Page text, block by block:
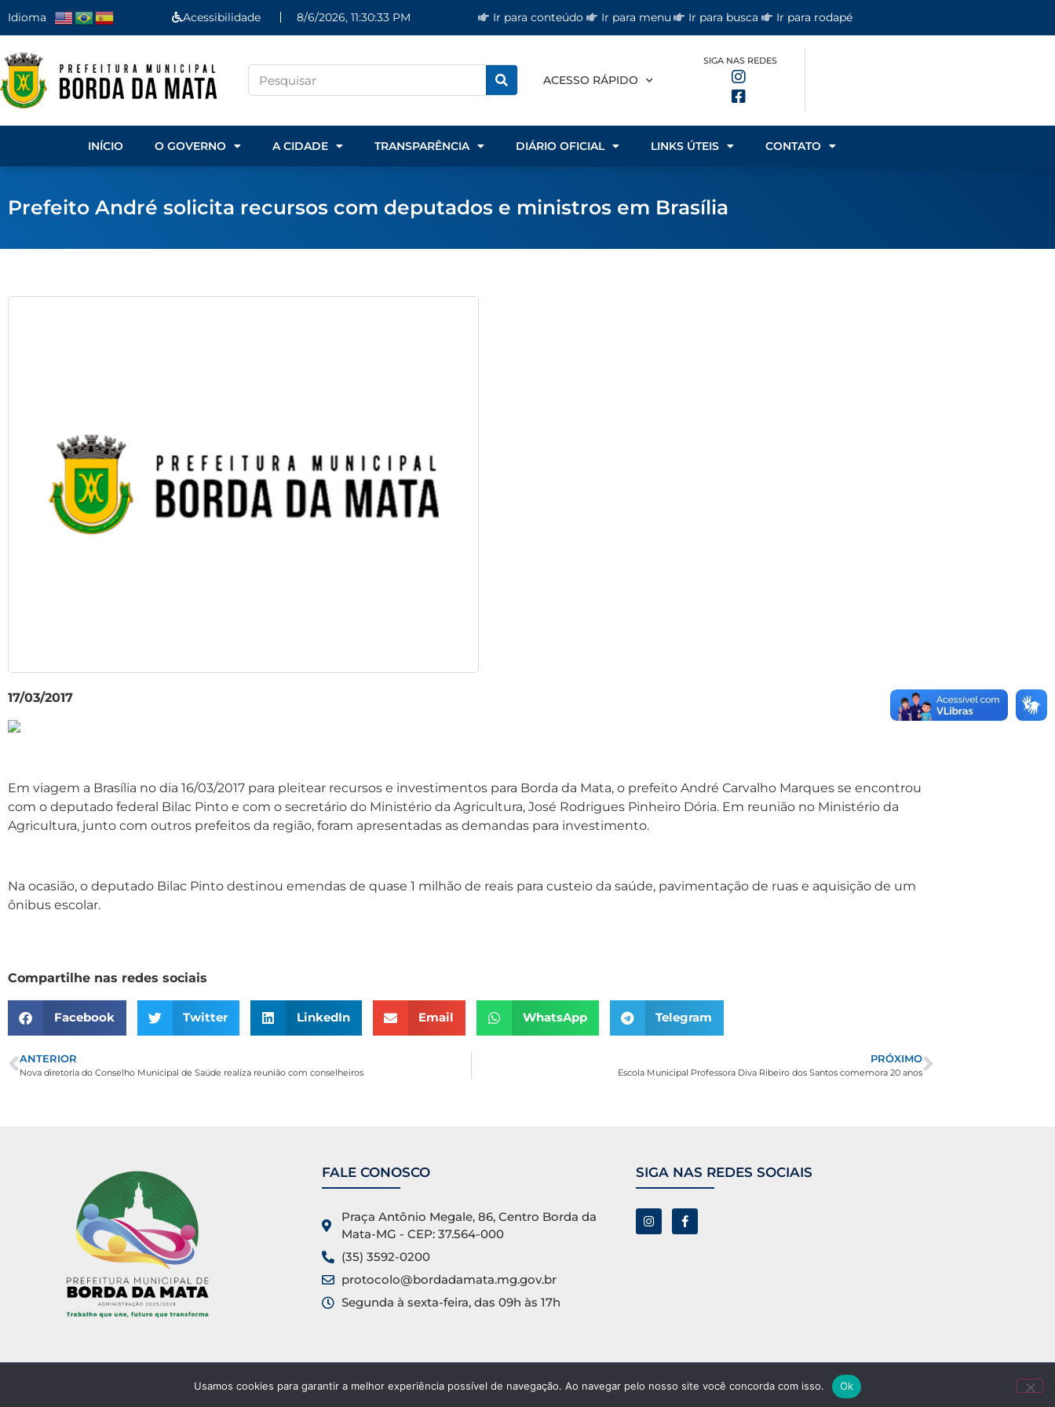
Idioma Acessibilidade 8/6/2026, 11:30:33 PM Ir para conteúdo Ir para menu Ir para busca Ir para rodapé
ACESSO RÁPIDO
SIGA NAS REDES
INÍCIO O GOVERNO A CIDADE TRANSPARÊNCIA DIÁRIO OFICIAL LINKS ÚTEIS CONTATO
Prefeito André solicita recursos com deputados e ministros em Brasília
17/03/2017
Em viagem a Brasília no dia 16/03/2017 para pleitear recursos e investimentos para Borda da Mata, o prefeito André Carvalho Marques se encontrou
com o deputado federal Bilac Pinto e com o secretário do Ministério da Agricultura, José Rodrigues Pinheiro Dória. Em reunião no Ministério da
Agricultura, junto com outros prefeitos da região, foram apresentadas as demandas para investimento.
Na ocasião, o deputado Bilac Pinto destinou emendas de quase 1 milhão de reais para custeio da saúde, pavimentação de ruas e aquisição de um
ônibus escolar.
Compartilhe nas redes sociais
Facebook Twitter LinkedIn Email WhatsApp Telegram
ANTERIOR
Nova diretoria do Conselho Municipal de Saúde realiza reunião com conselheiros
PRÓXIMO
Escola Municipal Professora Diva Ribeiro dos Santos comemora 20 anos
FALE CONOSCO
Praça Antônio Megale, 86, Centro Borda da
Mata-MG - CEP: 37.564-000
(35) 3592-0200
protocolo@bordadamata.mg.gov.br
Segunda à sexta-feira, das 09h às 17h
SIGA NAS REDES SOCIAIS
Prefeitura Municipal de Borda da Mata ©. Todos os direitos reservados.
Usamos cookies para garantir a melhor experiência possível de navegação. Ao navegar pelo nosso site você concorda com isso. Ok